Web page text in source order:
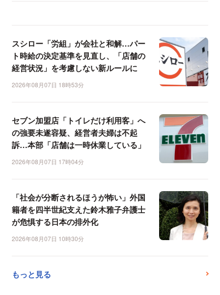
スシロー「労組」が会社と和解…パー
ト時給の決定基準を見直し、「店舗の
経営状況」を考慮しない新ルールに
2026年08月07日 18時53分
セブン加盟店「トイレだけ利用客」へ
の強要未遂容疑、経営者夫婦は不起
訴…本部「店舗は一時休業している」
2026年08月07日 17時04分
「社会が分断されるほうが怖い」外国
籍者を四半世紀支えた鈴木雅子弁護士
が危惧する日本の排外化
2026年08月07日 10時30分
もっと見る